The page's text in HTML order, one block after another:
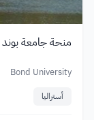
منحة جامعة بوند في أستراليا 2027
Bond University
أستراليا